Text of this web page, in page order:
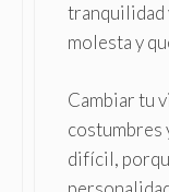
tranquilidad
molesta y
Cambiar tu
costumbres
difícil,